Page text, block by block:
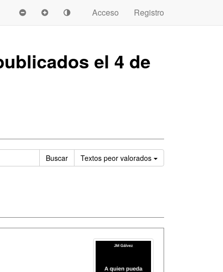
Acceso
Registro
el 4 de
Buscar Textos peor valorados Ordenar